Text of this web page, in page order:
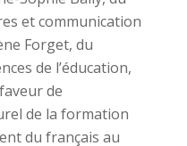
et communication
Forget, du
de l’éducation,
de
de la formation
du français au